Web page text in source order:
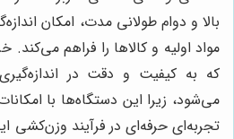
بالا و دوام طولانی مدت، امکان
مواد اولیه و کالاها را فراهم
که به کیفیت و دقت در
می‌شود، زیرا این دستگاه‌ها با
تجربه‌ای حرفه‌ای در فرآیند وزن‌کشی